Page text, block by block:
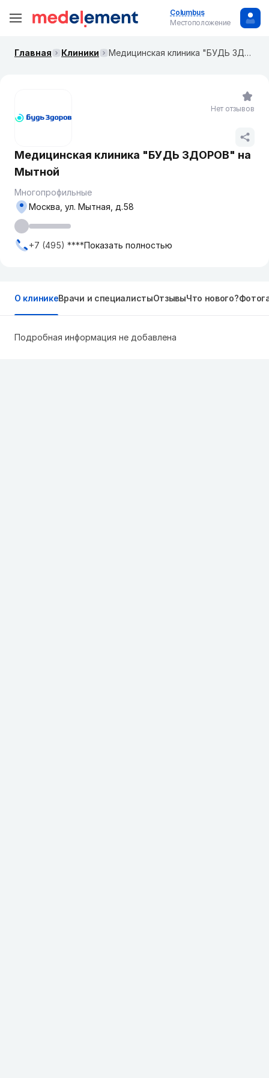
Columbus
Местоположение
Главная Клиники Медицинская клиника "БУДЬ ЗДОРОВ" на ​​Мытной
Медицинская клиника "БУДЬ ЗДОРОВ" на ​​
Мытной
Многопрофильные
Москва, ул. ​Мытная, д.58
+7 (495) ****Показать полностью
Нет отзывов
О клиникеВрачи и специалистыОтзывыЧто нового?
Подробная информация не добавлена